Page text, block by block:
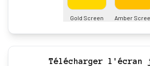
Gold Screen Amber
Télécharger l'écran